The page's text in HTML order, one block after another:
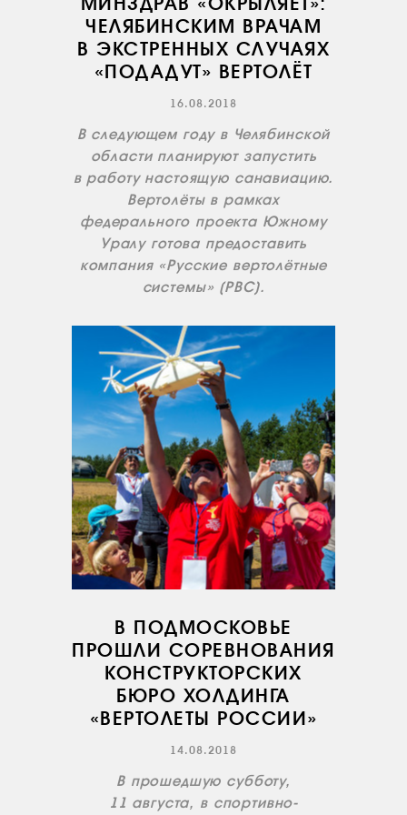
ВАКАНСИИ
ДОКУМЕНТЫ
ДОКУМЕНТЫ
КОМПАНИИ
ИНФРАСТРУКТУРА
ОБУЧЕНИЕ
ИНСТРУКТОРЫ
ПРОДАЖА
ПРОДАЖА АТИ
НОВОСТИ
ЧЕЛЯБИНСКИМ ВРАЧАМ
В ЭКСТРЕННЫХ СЛУЧАЯХ
«ПОДАДУТ» ВЕРТОЛЁТ
16.08.2018
В следующем году в Челябинской
области планируют запустить
в работу настоящую санавиацию.
Вертолёты в рамках
федерального проекта Южному
Уралу готова предоставить
компания «Русские вертолётные
системы» (РВС).
В ПОДМОСКОВЬЕ
ПРОШЛИ СОРЕВНОВАНИЯ
КОНСТРУКТОРСКИХ
БЮРО ХОЛДИНГА
«ВЕРТОЛЕТЫ РОССИИ»
14.08.2018
В прошедшую субботу,
11 августа, в спортивно-